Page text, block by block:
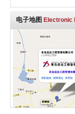
电子地图 Electronic